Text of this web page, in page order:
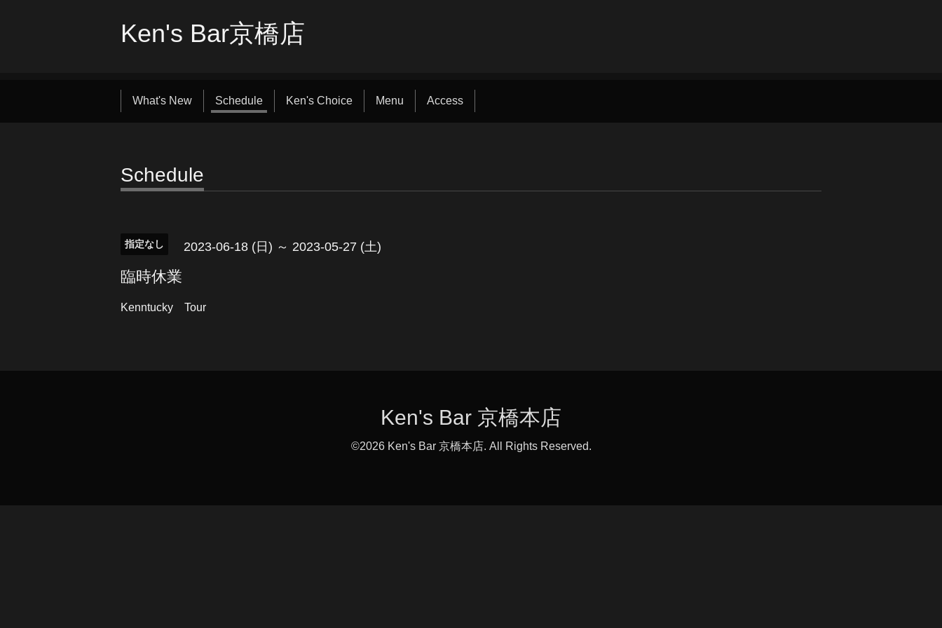
Ken's Bar京橋店
What's New Schedule Ken's Choice Menu Access
Schedule
指定なし 2023-06-18 (日) ～ 2023-05-27 (土)
臨時休業
Kenntucky Tour
Ken's Bar 京橋本店
©2026 Ken's Bar 京橋本店. All Rights Reserved.